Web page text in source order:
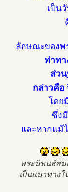
เป็น
ลักษณะของพ
ท่าทา
ส่วน
กล่าวคือ
โดย
ซึ่ง
และหากแม้
พระนิพนธ์สม
เป็นแนวทางใ